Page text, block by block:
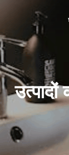
उत्पादों